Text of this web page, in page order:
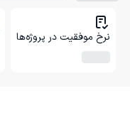
نرخ موفقیت در پروژه‌ها